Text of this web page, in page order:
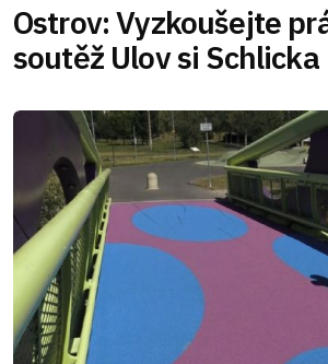
Ostrov: Vyzkoušejte
soutěž Ulov si Schlicka